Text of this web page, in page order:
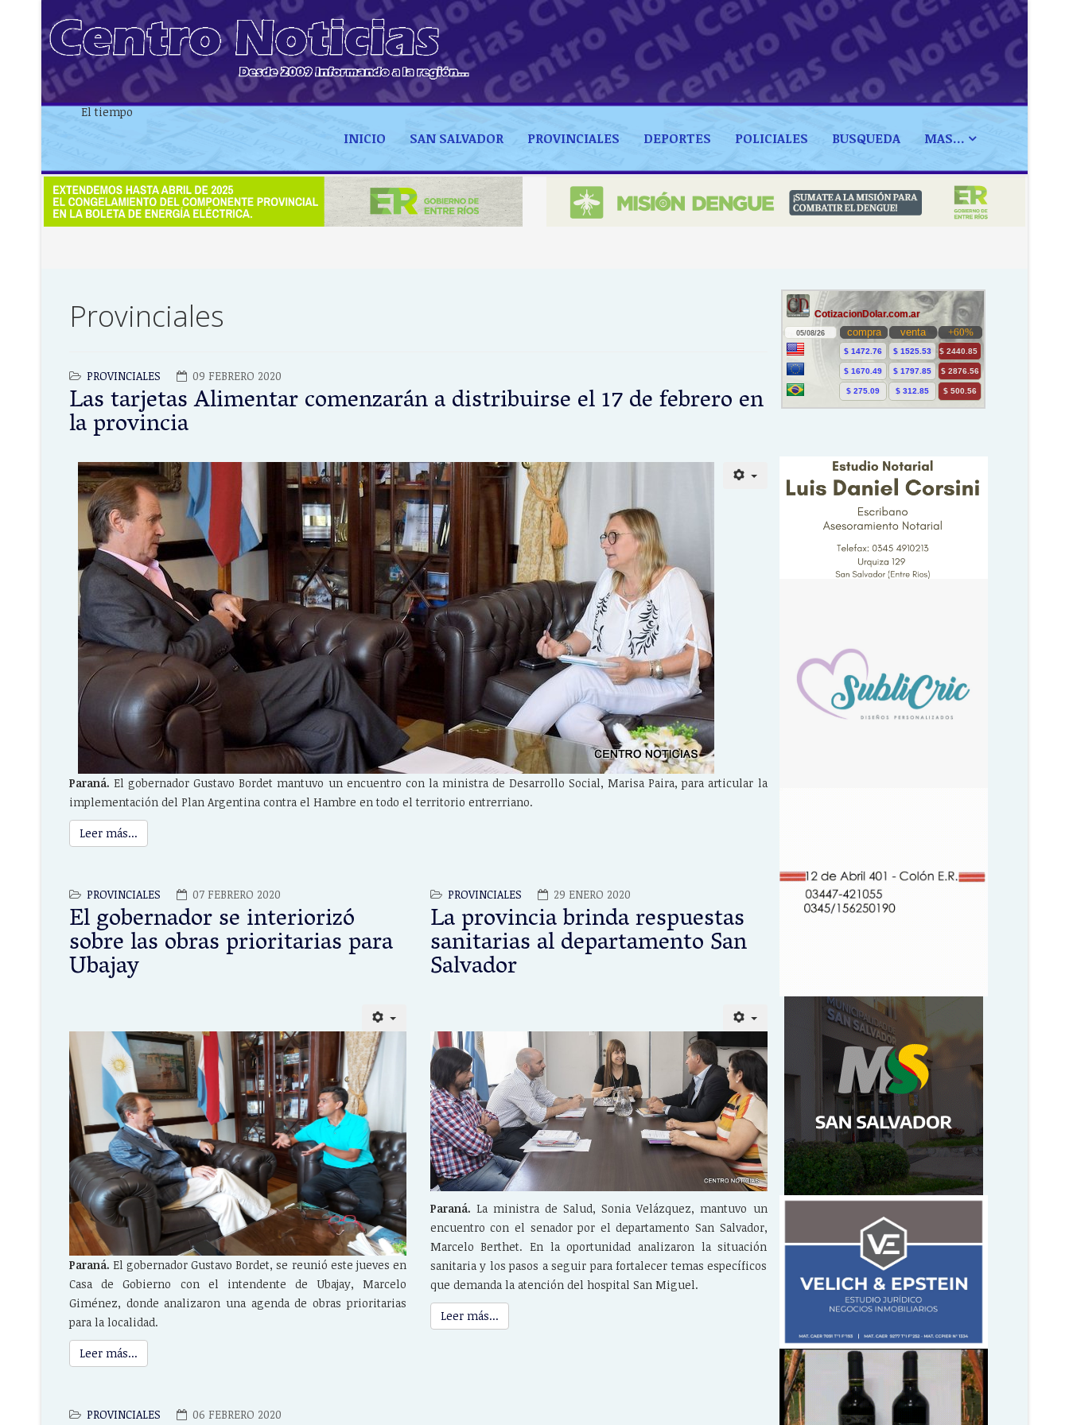
El tiempo
INICIO SAN SALVADOR PROVINCIALES DEPORTES POLICIALES BUSQUEDA MAS...
Provinciales
PROVINCIALES 09 FEBRERO 2020
Las tarjetas Alimentar comenzarán a distribuirse el 17 de febrero en
la provincia
Paraná.El gobernador Gustavo Bordet mantuvo un encuentro con la ministra de Desarrollo Social, Marisa Paira, para articular la
implementación del Plan Argentina contra el Hambre en todo el territorio entrerriano.
Leer más...
PROVINCIALES 07 FEBRERO 2020
El gobernador se interiorizó
sobre las obras prioritarias para
Ubajay
Paraná.El gobernador Gustavo Bordet, se reunió este jueves en
Casa de Gobierno con el intendente de Ubajay, Marcelo
Giménez, donde analizaron una agenda de obras prioritarias
para la localidad.
Leer más...
PROVINCIALES 29 ENERO 2020
La provincia brinda respuestas
sanitarias al departamento San
Salvador
Paraná. La ministra de Salud, Sonia Velázquez, mantuvo un
encuentro con el senador por el departamento San Salvador,
Marcelo Berthet. En la oportunidad analizaron la situación
sanitaria y los pasos a seguir para fortalecer temas específicos
que demanda la atención del hospital San Miguel.
Leer más...
PROVINCIALES 06 FEBRERO 2020